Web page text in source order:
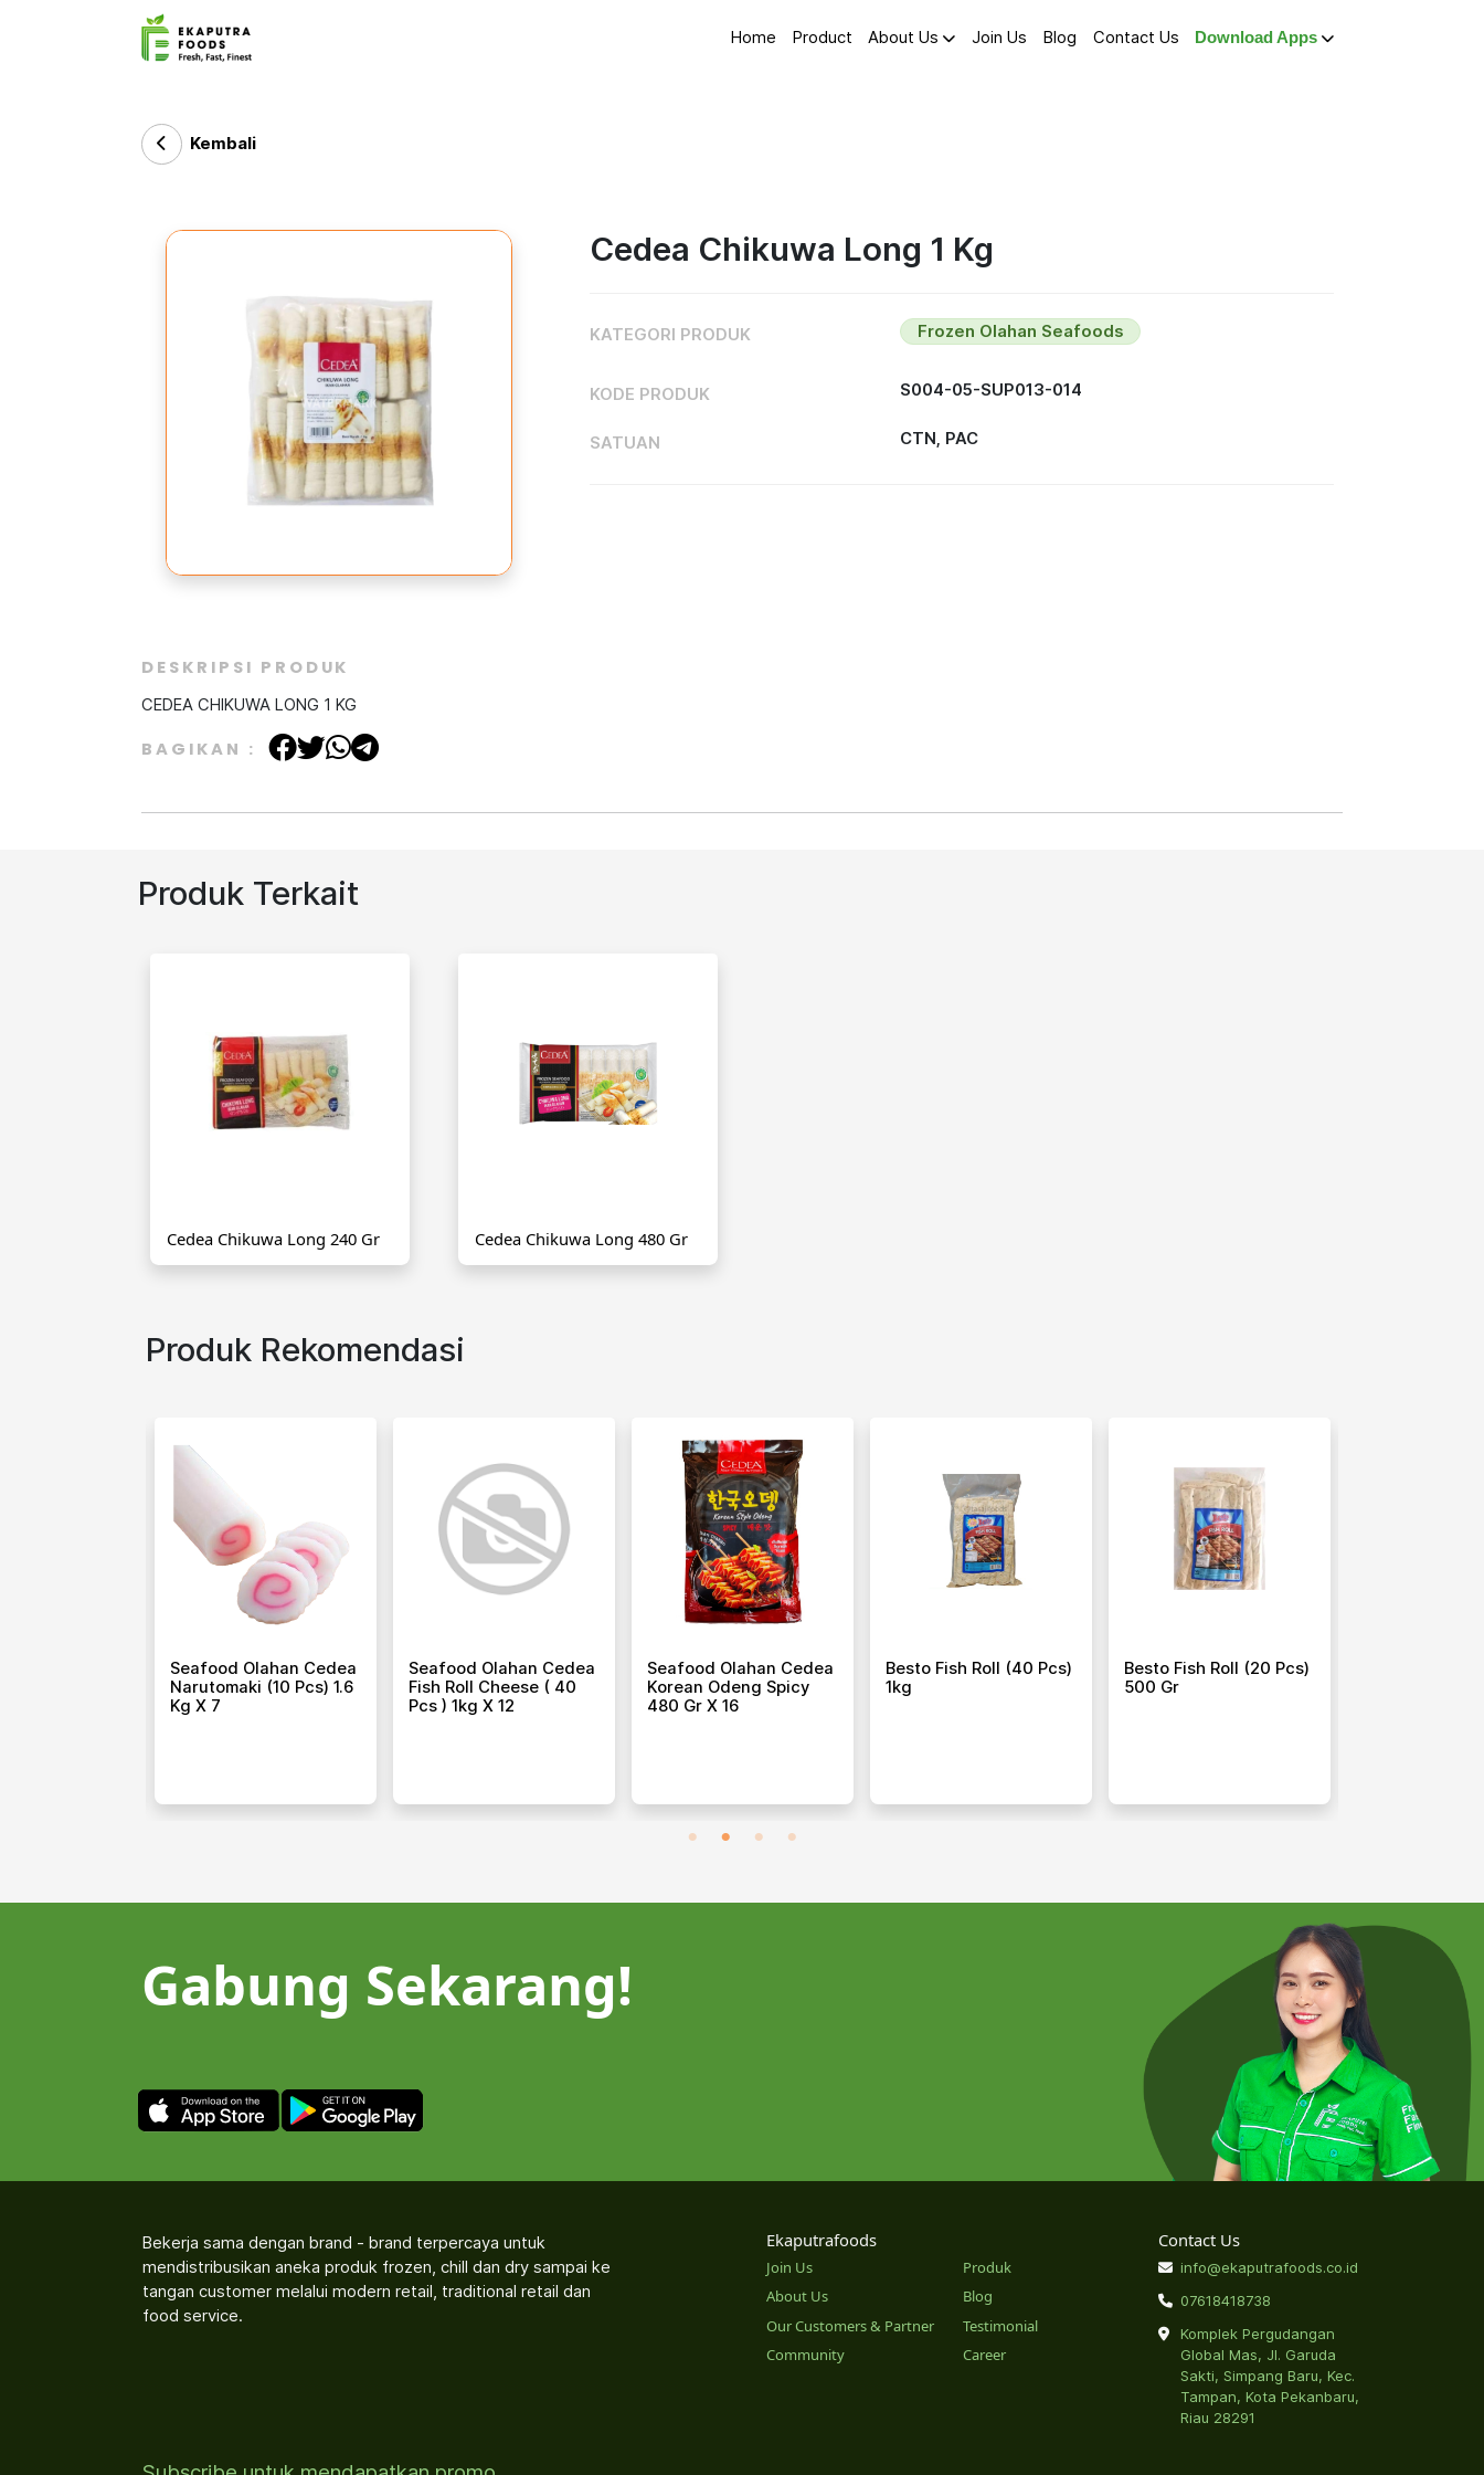
Home Product About Us Join Us Blog Contact Us Download Apps
Kembali
Cedea Chikuwa Long 1 Kg
KATEGORI PRODUK Frozen Olahan Seafoods
KODE PRODUK S004-05-SUP013-014
SATUAN CTN, PAC
DESKRIPSI PRODUK
CEDEA CHIKUWA LONG 1 KG
BAGIKAN :
Produk Terkait
Cedea Chikuwa Long 240 Gr Cedea Chikuwa Long 480 Gr
Produk Rekomendasi
Seafood Olahan Cedea
Narutomaki (10 Pcs) 1.6
Kg X 7
Seafood Olahan Cedea
Fish Roll Cheese ( 40
Pcs ) 1kg X 12
Seafood Olahan Cedea
Korean Odeng Spicy
480 Gr X 16
Besto Fish Roll (40 Pcs)
1kg
Besto Fish Roll (20 Pcs)
500 Gr
Gabung Sekarang!
Bekerja sama dengan brand - brand terpercaya untuk
mendistribusikan aneka produk frozen, chill dan dry sampai ke
tangan customer melalui modern retail, traditional retail dan
food service.
Ekaputrafoods
Join Us
About Us
Our Customers & Partner
Community
Produk
Blog
Testimonial
Career
Contact Us
info@ekaputrafoods.co.id
07618418738
Komplek Pergudangan
Global Mas, Jl. Garuda
Sakti, Simpang Baru, Kec.
Tampan, Kota Pekanbaru,
Riau 28291